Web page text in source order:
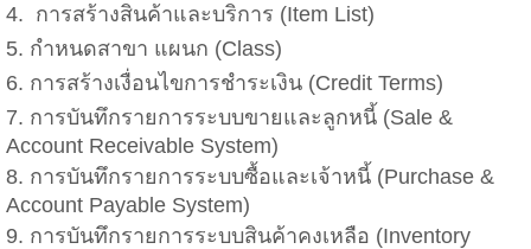
4. การสร้างสินค้าและบริการ (Item List)
5. กำหนดสาขา แผนก (Class)
6. การสร้างเงื่อนไขการชำระเงิน (Credit Terms)
7. การบันทึกรายการระบบขายและลูกหนี้ (Sale &
Account Receivable System)
8. การบันทึกรายการระบบซื้อและเจ้าหนี้ (Purchase &
Account Payable System)
9. การบันทึกรายการระบบสินค้าคงเหลือ (Inventory